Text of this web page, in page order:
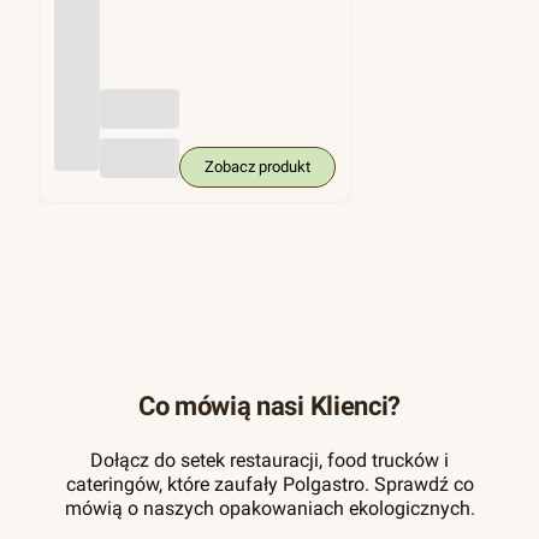
Zobacz produkt
Co mówią nasi Klienci?
Dołącz do setek restauracji, food trucków i
cateringów, które zaufały Polgastro. Sprawdź co
mówią o naszych opakowaniach ekologicznych.